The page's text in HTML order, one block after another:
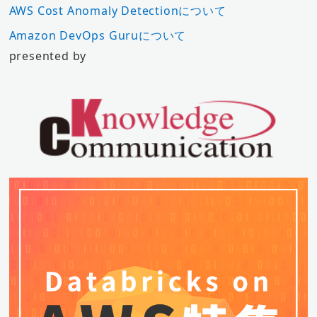
AWS Cost Anomaly Detectionについて
Amazon DevOps Guruについて
presented by